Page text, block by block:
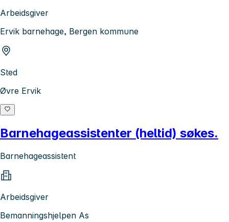
Arbeidsgiver
Ervik barnehage, Bergen kommune
Sted
Øvre Ervik
Barnehageassistenter (heltid) søkes.
Barnehageassistent
Arbeidsgiver
Bemanningshjelpen As